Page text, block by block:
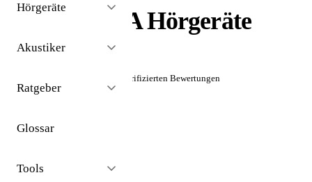
Hörgeräte
Akustiker
Ratgeber
Glossar
Tools
AKUSTIKA Hörgeräte
GmbH
Noch keine verifizierten Bewertungen